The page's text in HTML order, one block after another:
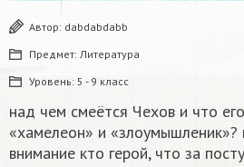
Автор: dabdabdabb
Предмет: Литература
Уровень: 5 - 9 класс
над чем смеётся Чехов и что
«хамелеон» и «злоумышленик»?
внимание кто герой, что за